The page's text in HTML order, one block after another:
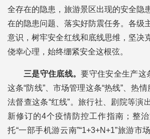
全存在的隐患，旅游景区出现的安全隐
在的隐患问题、落实好防震任务。各级
意识，树牢安全红线和底线思维，坚决
侥幸心理，始终绷紧安全这根弦。
三是守住底线。要守住安全生产这
这条“防线”、市场管理这条“热线”、热情
法督查这条“红线”。旅行社、剧院等演
新修订的4个疫情防控工作指南；整
托“一部手机游云南”“1+3+N+1”旅游市